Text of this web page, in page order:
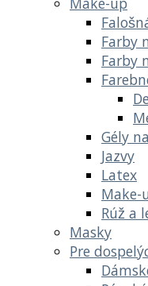
Farby
Farby
Gély
Jazvy
Latex
Make-
Rúž a
Masky
Pre